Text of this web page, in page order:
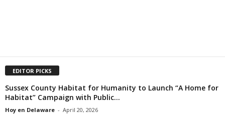
EDITOR PICKS
Sussex County Habitat for Humanity to Launch “A Home for
Habitat” Campaign with Public...
Hoy en Delaware - April 20, 2026